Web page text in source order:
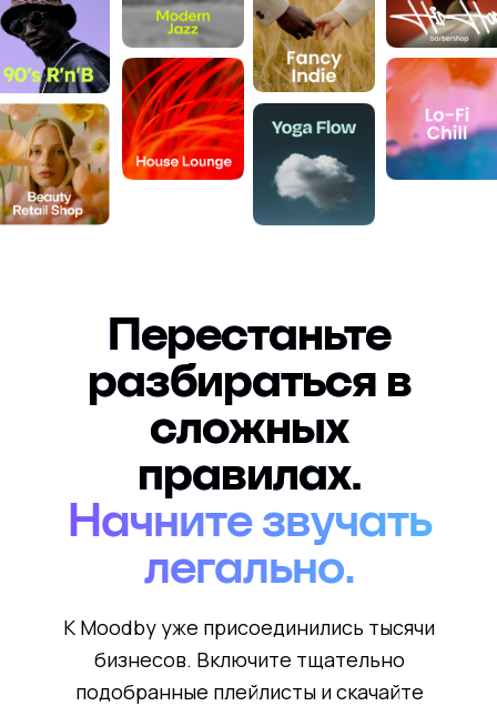
К Moodby уже присоединились тысячи
бизнесов. Включите тщательно
подобранные плейлисты и скачайте
Перестаньте
разбираться в
сложных
правилах.
Начните звучать
легально.